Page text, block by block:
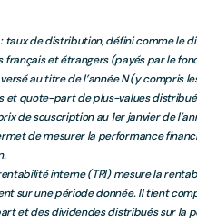
: taux de distribution, défini comme le
français et étrangers (payés par le
versé au titre de l’année N (y compris
et quote-part de plus-values
de souscription au 1er janvier de
de mesurer la performance
interne (TRI) mesure la
sur une période donnée. Il tient
et des dividendes distribués sur la